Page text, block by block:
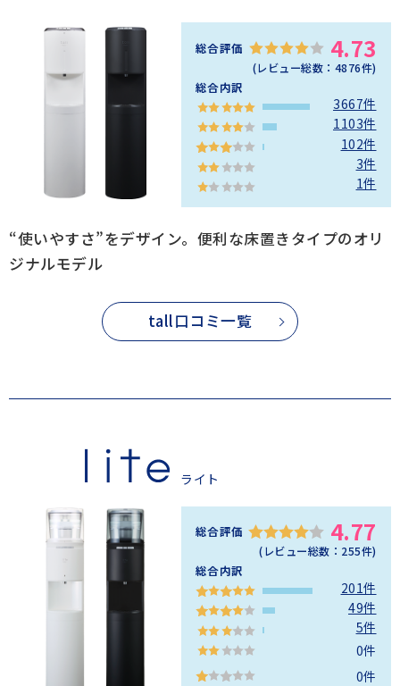
総合評価 4.73
(レビュー総数： 4876件)
総合内訳
3667件
1103件
102件
3件
1件
“使いやすさ”をデザイン。便利な床置きタイプのオリ
ジナルモデル
tall口コミ一覧
ライト
総合評価 4.77
(レビュー総数： 255件)
総合内訳
201件
49件
5件
0件
0件